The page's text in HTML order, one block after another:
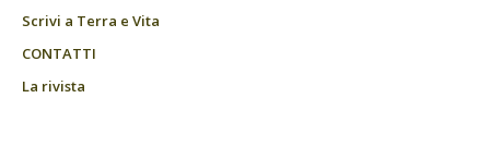
Scrivi a Terra e Vita
CONTATTI
La rivista